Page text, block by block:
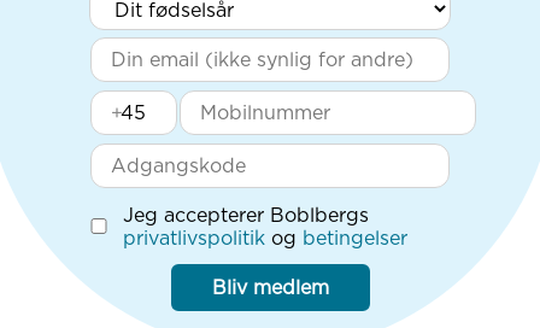
+
Jeg accepterer Boblbergs
privatlivspolitik og betingelser
Bliv medlem